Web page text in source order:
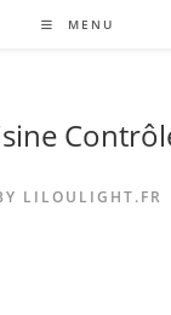
MENU
LILOULIGHT.FR